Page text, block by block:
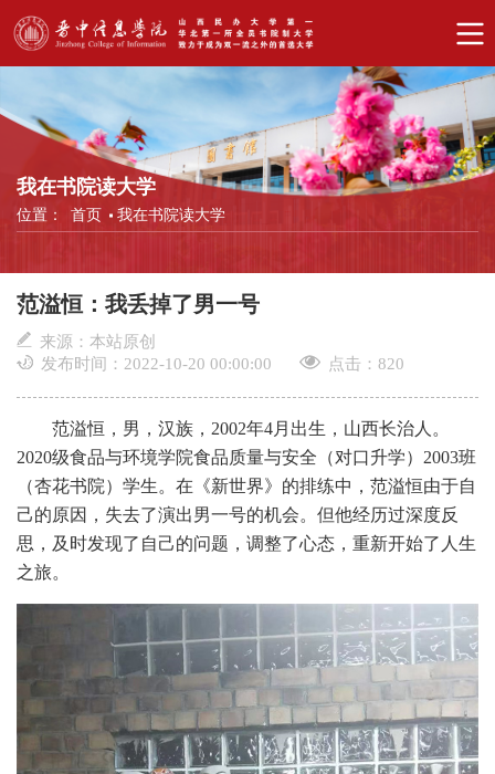
我在书院读大学
位置： 首页 我在书院读大学
范溢恒：我丢掉了男一号
来源：本站原创
发布时间：2022-10-20 00:00:00
点击： 820
范溢恒，男，汉族，2002年4月出生，山西长治人。
2020级食品与环境学院食品质量与安全（对口升学）2003班
（杏花书院）学生。在《新世界》的排练中，范溢恒由于自
己的原因，失去了演出男一号的机会。但他经历过深度反
思，及时发现了自己的问题，调整了心态，重新开始了人生
之旅。